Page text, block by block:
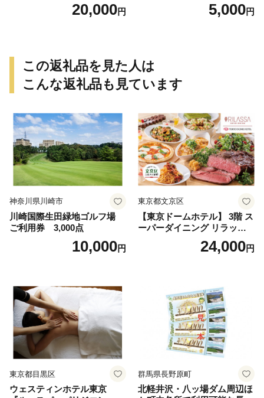
20,000円 5,000円
この返礼品を見た人は
こんな返礼品も見ています
神奈川県川崎市
川崎国際生田緑地ゴルフ場
ご利用券 3,000点
10,000円
東京都文京区
【東京ドームホテル】 3階 ス
ーパーダイニング リラッサ
ランチブッフェ お食事券 大
人1名様分 関東 東京 ご利用
24,000円
東京都目黒区
ウェスティンホテル東京
群馬県長野原町
北軽井沢・八ッ場ダム周辺ほ